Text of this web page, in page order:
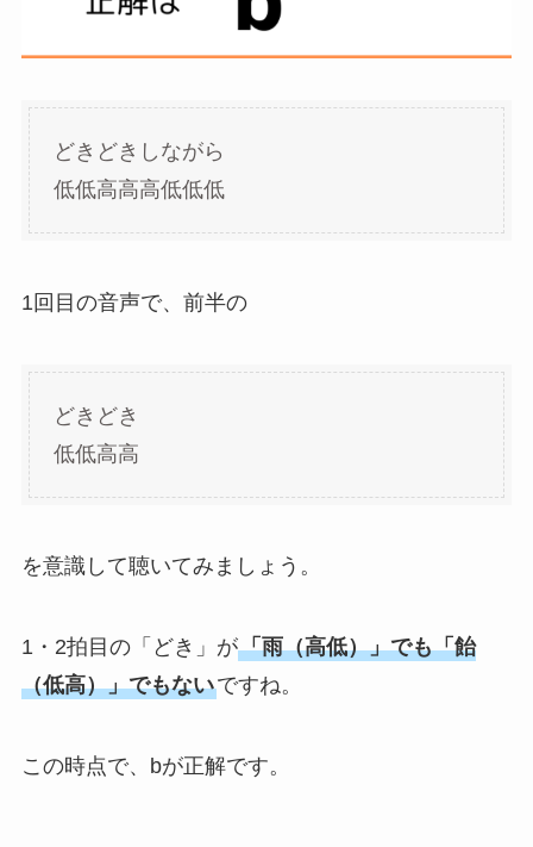
どきどきしながら
低低高高高低低低
1回目の音声で、前半の
どきどき
低低高高
を意識して聴いてみましょう。
1・2拍目の「どき」が「雨（高低）」でも「飴
（低高）」でもないですね。
この時点で、bが正解です。